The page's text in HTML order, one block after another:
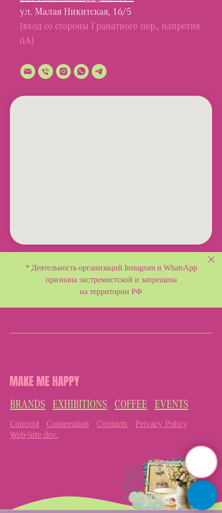
ул. Малая Никитская, 16/5
(вход со стороны Гранатного пер., напротив
6А)
*Деятельность организаций Instagram и WhatsApp
признана экстремистской и запрещена
на территории РФ
BRANDS EXHIBITIONS COFFEE EVENTS
Concept Cooperation Contacts
Privacy Policy
Web-Site dev.